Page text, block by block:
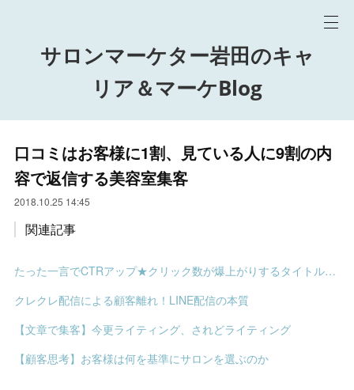
サロンマーケター岩田のキャ
リア＆マーケBlog
口コミはお客様に1割、見ている人に9割の内
容で返信する美容室集客
2018.10.25 14:45
関連記事
たった一言でCTRアップ★クリック数が爆上がりするタイトルの決め方
クレクレ配信による顧客離れ！LINE配信の本質
【文章で集客】今更ライティング、されどライティング
【顧客思考】お客様は何を基準にサロンを選ぶのか